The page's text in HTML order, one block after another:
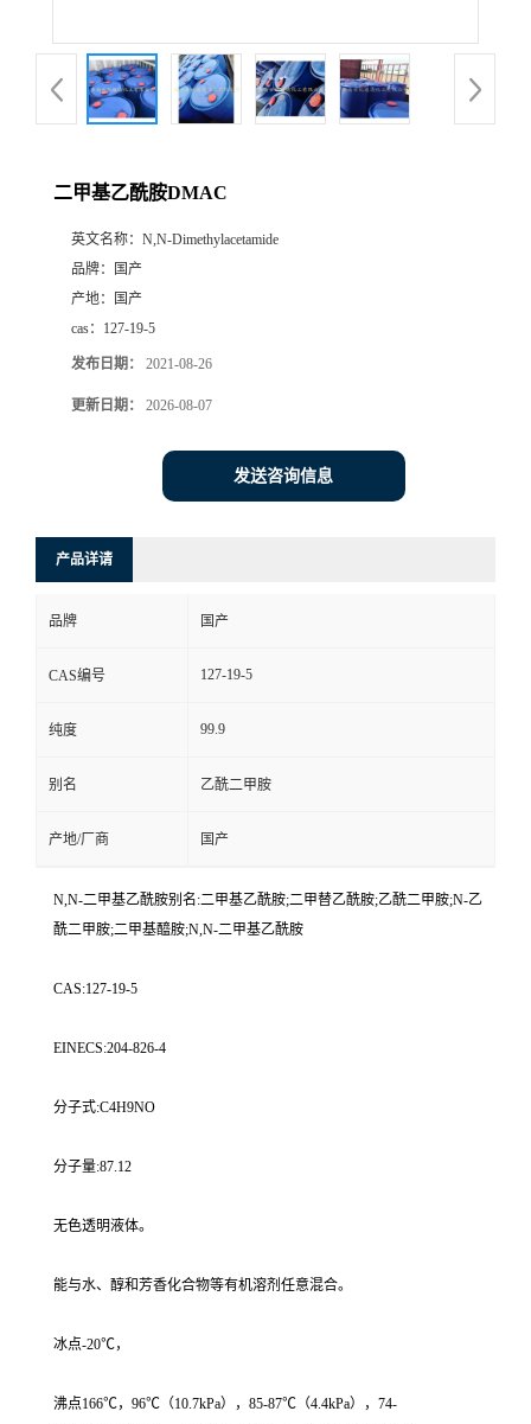
二甲基乙酰胺DMAC
英文名称： N,N-Dimethylacetamide
品牌：
国产
产地：
国产
cas： 127-19-5
发布日期： 2021-08-26
更新日期： 2026-08-07
发送咨询信息
产品详请
品牌 国产
CAS编号 127-19-5
纯度 99.9
别名 乙酰二甲胺
产地/厂商 国产
N,N-二甲基乙酰胺别名:二甲基乙酰胺;二甲替乙酰胺;乙酰二甲胺;N-乙
酰二甲胺;二甲基醯胺;N,N-二甲基乙酰胺
CAS:127-19-5
EINECS:204-826-4
分子式:C4H9NO
分子量:87.12
无色透明液体。
能与水、醇和芳香化合物等有机溶剂任意混合。
冰点-20℃，
沸点166℃，96℃（10.7kPa），85-87℃（4.4kPa），74-